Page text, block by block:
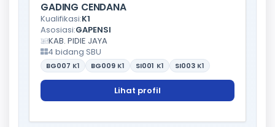
GADING CENDANA
Kualifikasi:K1
Asosiasi:GAPENSI
KAB. PIDIE JAYA
4 bidang SBU
BG007 K1 BG009 K1 SI001 K1 SI003 K1
Lihat profil